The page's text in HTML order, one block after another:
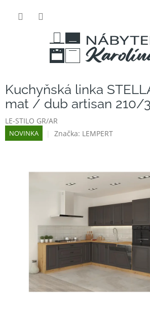
Kuchyňská linka
mat / dub artisan 210/
LE-STILO GR/AR
NOVINKA Značka: LEMPERT